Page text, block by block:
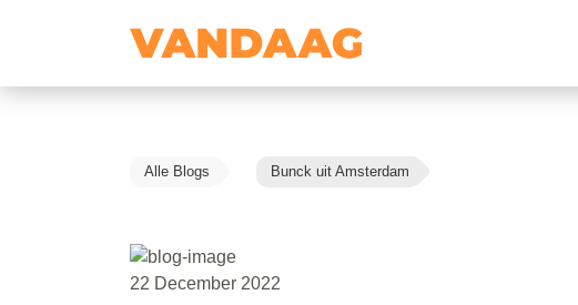
Alle Blogs Bunck uit Amsterdam
22 December 2022